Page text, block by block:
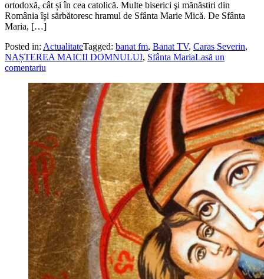
ortodoxă, cât și în cea catolică. Multe biserici şi mănăstiri din
România îşi sărbătoresc hramul de Sfânta Marie Mică. De Sfânta
Maria, […]
Posted in: ActualitateTagged: banat fm, Banat TV, Caras Severin,
NAȘTEREA MAICII DOMNULUI, Sfânta MariaLasă un
comentariu